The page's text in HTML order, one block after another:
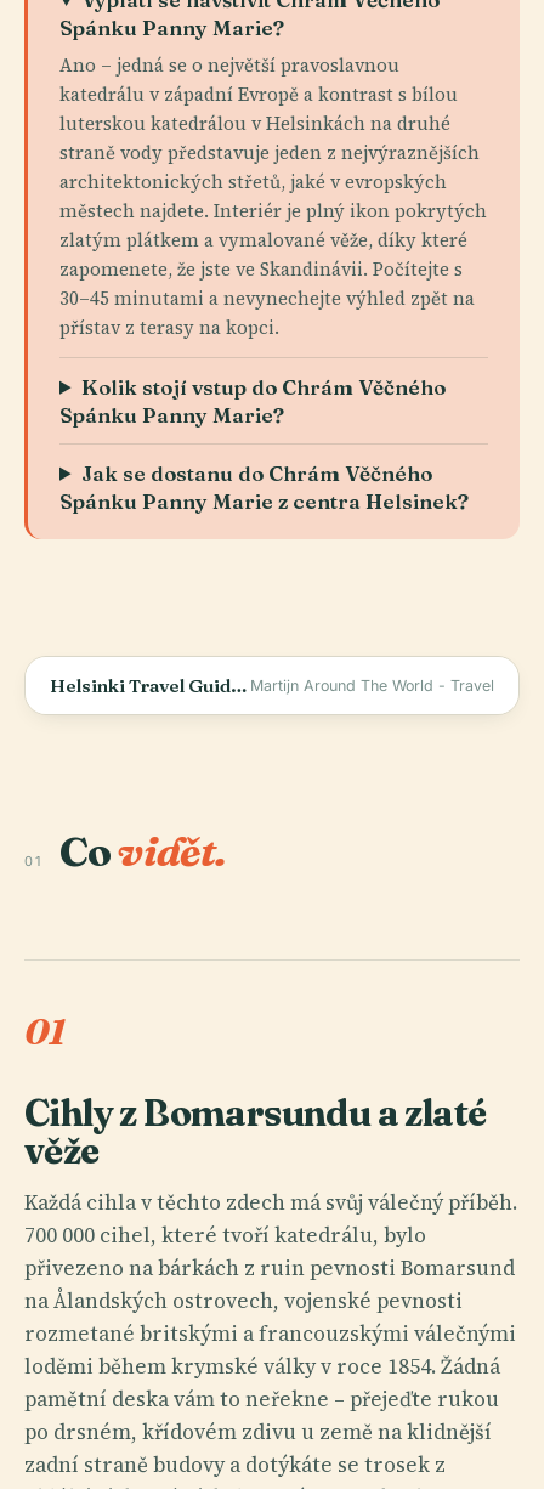
Spánku Panny Marie?
Ano – jedná se o největší pravoslavnou
katedrálu v západní Evropě a kontrast s bílou
luterskou katedrálou v Helsinkách na druhé
straně vody představuje jeden z nejvýraznějších
architektonických střetů, jaké v evropských
městech najdete. Interiér je plný ikon pokrytých
zlatým plátkem a vymalované věže, díky které
zapomenete, že jste ve Skandinávii. Počítejte s
30–45 minutami a nevynechejte výhled zpět na
přístav z terasy na kopci.
Kolik stojí vstup do Chrám Věčného
Spánku Panny Marie?
Jak se dostanu do Chrám Věčného
Spánku Panny Marie z centra Helsinek?
Helsinki Travel Guide - Finland Martijn Around The World - Travel
01 Covidět.
01
Cihly z Bomarsundu a zlaté
věže
Každá cihla v těchto zdech má svůj válečný příběh.
700 000 cihel, které tvoří katedrálu, bylo
přivezeno na bárkách z ruin pevnosti Bomarsund
na Ålandských ostrovech, vojenské pevnosti
rozmetané britskými a francouzskými válečnými
loděmi během krymské války v roce 1854. Žádná
pamětní deska vám to neřekne – přejeďte rukou
po drsném, křídovém zdivu u země na klidnější
zadní straně budovy a dotýkáte se trosek z